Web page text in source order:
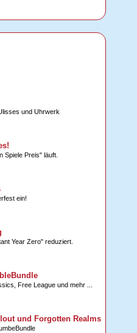
und Uhrwerk
Spiele Preis" läuft.
ein!
Year Zero" reduziert.
Free League und mehr ...
und Forgotten Realms